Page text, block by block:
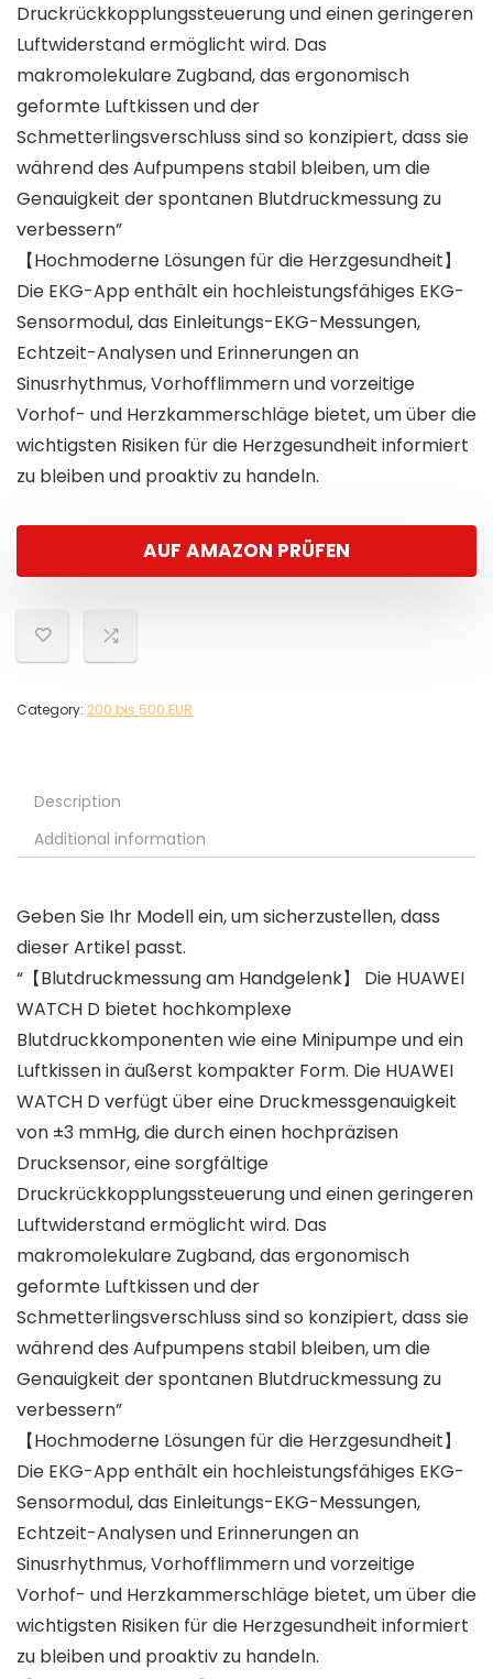
Druckrückkopplungssteuerung und einen geringeren
Luftwiderstand ermöglicht wird. Das
makromolekulare Zugband, das ergonomisch
geformte Luftkissen und der
Schmetterlingsverschluss sind so konzipiert, dass sie
während des Aufpumpens stabil bleiben, um die
Genauigkeit der spontanen Blutdruckmessung zu
verbessern”
【Hochmoderne Lösungen für die Herzgesundheit】
Die EKG-App enthält ein hochleistungsfähiges EKG-
Sensormodul, das Einleitungs-EKG-Messungen,
Echtzeit-Analysen und Erinnerungen an
Sinusrhythmus, Vorhofflimmern und vorzeitige
Vorhof- und Herzkammerschläge bietet, um über die
wichtigsten Risiken für die Herzgesundheit informiert
zu bleiben und proaktiv zu handeln.
AUF AMAZON PRÜFEN
Category: 200 bis 500 EUR
Description
Additional information
Geben Sie Ihr Modell ein, um sicherzustellen, dass
dieser Artikel passt.
“【Blutdruckmessung am Handgelenk】 Die HUAWEI
WATCH D bietet hochkomplexe
Blutdruckkomponenten wie eine Minipumpe und ein
Luftkissen in äußerst kompakter Form. Die HUAWEI
WATCH D verfügt über eine Druckmessgenauigkeit
von ±3 mmHg, die durch einen hochpräzisen
Drucksensor, eine sorgfältige
Druckrückkopplungssteuerung und einen geringeren
Luftwiderstand ermöglicht wird. Das
makromolekulare Zugband, das ergonomisch
geformte Luftkissen und der
Schmetterlingsverschluss sind so konzipiert, dass sie
während des Aufpumpens stabil bleiben, um die
Genauigkeit der spontanen Blutdruckmessung zu
verbessern”
【Hochmoderne Lösungen für die Herzgesundheit】
Die EKG-App enthält ein hochleistungsfähiges EKG-
Sensormodul, das Einleitungs-EKG-Messungen,
Echtzeit-Analysen und Erinnerungen an
Sinusrhythmus, Vorhofflimmern und vorzeitige
Vorhof- und Herzkammerschläge bietet, um über die
wichtigsten Risiken für die Herzgesundheit informiert
zu bleiben und proaktiv zu handeln.